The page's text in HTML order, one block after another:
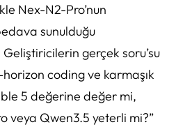
Nex-N2-Pro’nun
sunulduğu
gerçek soru’su
coding ve karmaşık
5 değerine değer mi,
veya Qwen3.5 yeterli mi?”